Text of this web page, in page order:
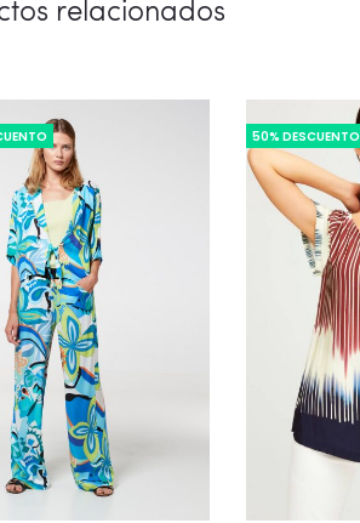
relacionados
50% DESCUENTO